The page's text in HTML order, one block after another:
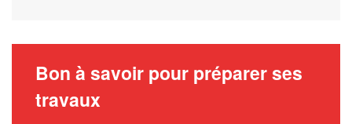
Bon à savoir pour préparer ses
travaux